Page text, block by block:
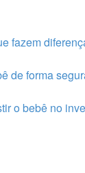
fazem
de forma
o bebê no